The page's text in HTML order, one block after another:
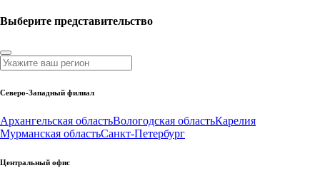
Выберите представительство
Северо-Западный филиал
Архангельская областьВологодская областьКарелия
Мурманская областьСанкт-Петербург
Центральный офис